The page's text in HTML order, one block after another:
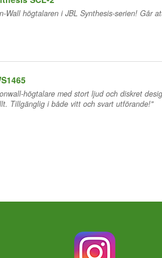
Wall högtalaren i JBL Synthesis-serien! Går
högtalare med stort ljud och diskret
Tillgänglig i både vitt och svart utförande!"